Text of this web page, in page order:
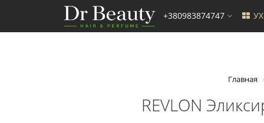
+380983874747
Главная
REVLON